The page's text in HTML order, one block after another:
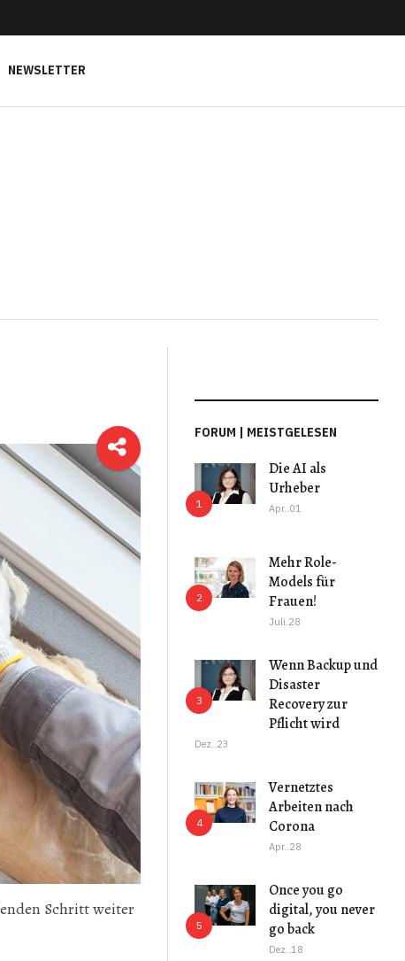
NEWSLETTER
Schritt weiter
FORUM | MEISTGELESEN
Die AI als
Urheber
Apr..01
Mehr Role-
Models für
Frauen!
Juli.28
Wenn Backup und
Disaster
Recovery zur
Pflicht wird
Dez..23
Vernetztes
Arbeiten nach
Corona
Apr..28
Once you go
digital, you never
go back
Dez..18